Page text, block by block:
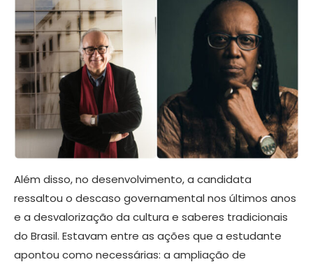
Além disso, no desenvolvimento, a candidata
ressaltou o descaso governamental nos últimos anos
e a desvalorização da cultura e saberes tradicionais
do Brasil. Estavam entre as ações que a estudante
apontou como necessárias: a ampliação de